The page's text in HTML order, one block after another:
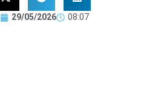
29/05/2026 08:07